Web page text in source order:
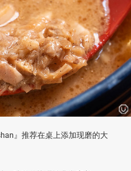
』推荐在桌上添加现磨的大